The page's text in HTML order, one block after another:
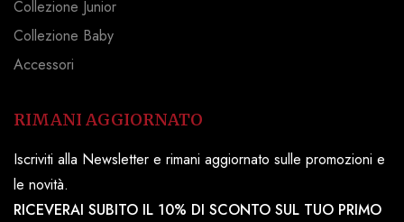
Collezione Junior
Collezione Baby
Accessori
RIMANI AGGIORNATO
Iscriviti alla Newsletter e rimani aggiornato sulle promozioni e
le novità.
RICEVERAI SUBITO IL 10% DI SCONTO SUL TUO PRIMO